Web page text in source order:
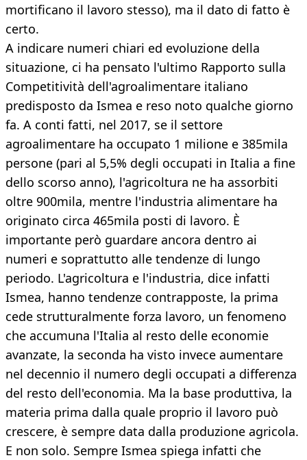
mortificano il lavoro stesso), ma il dato di fatto è
certo.
A indicare numeri chiari ed evoluzione della
situazione, ci ha pensato l'ultimo Rapporto sulla
Competitività dell'agroalimentare italiano
predisposto da Ismea e reso noto qualche giorno
fa. A conti fatti, nel 2017, se il settore
agroalimentare ha occupato 1 milione e 385mila
persone (pari al 5,5% degli occupati in Italia a fine
dello scorso anno), l'agricoltura ne ha assorbiti
oltre 900mila, mentre l'industria alimentare ha
originato circa 465mila posti di lavoro. È
importante però guardare ancora dentro ai
numeri e soprattutto alle tendenze di lungo
periodo. L'agricoltura e l'industria, dice infatti
Ismea, hanno tendenze contrapposte, la prima
cede strutturalmente forza lavoro, un fenomeno
che accumuna l'Italia al resto delle economie
avanzate, la seconda ha visto invece aumentare
nel decennio il numero degli occupati a differenza
del resto dell'economia. Ma la base produttiva, la
materia prima dalla quale proprio il lavoro può
crescere, è sempre data dalla produzione agricola.
E non solo. Sempre Ismea spiega infatti che